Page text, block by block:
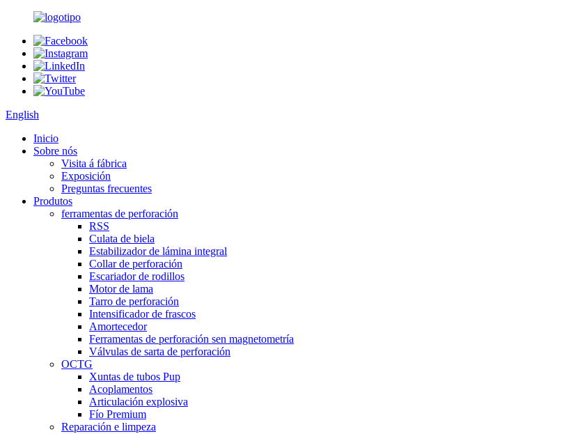
English
Inicio
Sobre nós
Visita á fábrica
Exposición
Preguntas frecuentes
Produtos
ferramentas de perforación
RSS
Culata de biela
Estabilizador de lámina integral
Collar de perforación
Escariador de rodillos
Motor de lama
Tarro de perforación
Intensificador de frascos
Amortecedor
Ferramentas de perforación sen magnetometría
Válvulas de sarta de perforación
OCTG
Xuntas de tubos Pup
Acoplamentos
Articulación explosiva
Fío Premium
Reparación e limpeza